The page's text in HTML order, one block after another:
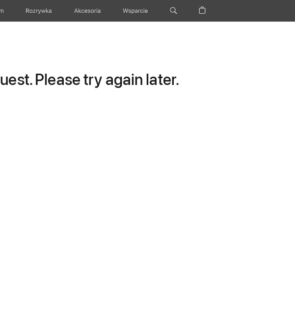
Rozrywka Akcesoria Wsparcie
Please try again later.